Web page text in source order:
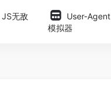
JS无敌
User-Agent
模拟器